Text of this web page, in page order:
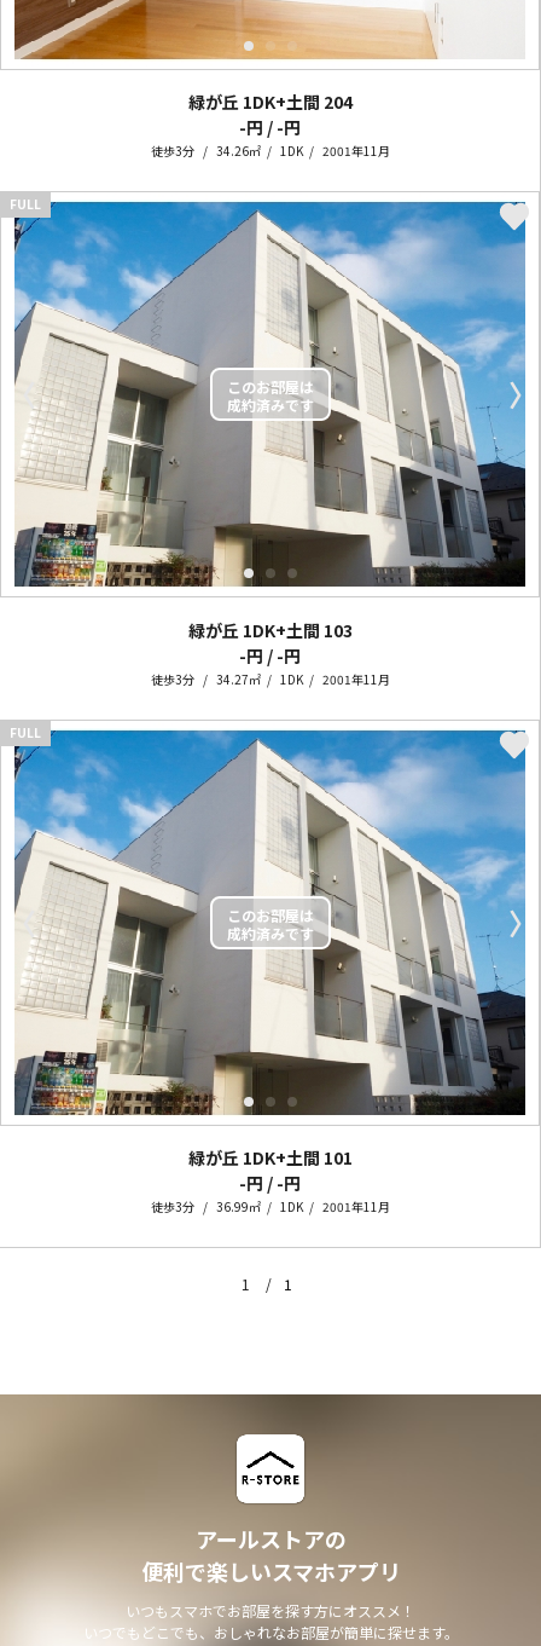
緑が丘 1DK+土間 204
-円 / -円
徒歩3分 34.26㎡ 1DK 2001年11月
〈 〉
FULL
緑が丘 1DK+土間 103
-円 / -円
徒歩3分 34.27㎡ 1DK 2001年11月
〈 〉
FULL
緑が丘 1DK+土間 101
-円 / -円
徒歩3分 36.99㎡ 1DK 2001年11月
1 1
アールストアの
便利で楽しいスマホアプリ
いつもスマホでお部屋を探す方にオススメ！
いつでもどこでも、おしゃれなお部屋が簡単に探せます。